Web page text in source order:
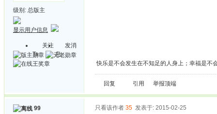
级别: 总版主
显示用户信息
关注
Ta
发消
息
快乐是不会发生在不知足的人身上；幸福是不
回复 引用 举报顶端
99 只看该作者 35 发表于: 2015-02-25